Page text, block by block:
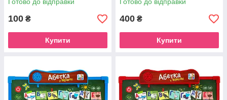
100 ₴
Купити
400 ₴
Купити